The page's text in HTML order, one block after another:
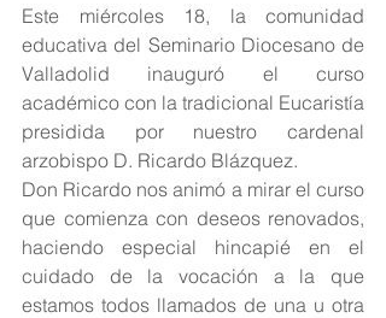
Este miércoles 18, la comunidad
educativa del Seminario Diocesano de
Valladolid inauguró el curso
académico con la tradicional Eucaristía
presidida por nuestro cardenal
arzobispo D. Ricardo Blázquez.
Don Ricardo nos animó a mirar el curso
que comienza con deseos renovados,
haciendo especial hincapié en el
cuidado de la vocación a la que
estamos todos llamados de una u otra